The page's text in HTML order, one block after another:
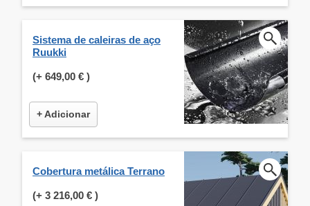
Sistema de caleiras de aço
Ruukki
(+ 649,00 € )
+ Adicionar
Cobertura metálica Terrano
(+ 3 216,00 € )